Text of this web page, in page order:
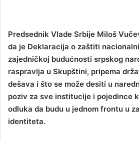
Predsednik Vlade Srbije Miloš
da je Deklaracija o zaštiti
zajedničkoj budućnosti srpskog
raspravlja u Skupštini, pripema
dešava i što se može desiti u
poziv za sve institucije i pojedince
odluka da budu u jednom frontu u
identiteta.